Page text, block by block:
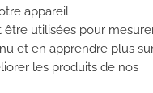
appareil.
utilisées pour
et en apprendre plus
les produits de nos